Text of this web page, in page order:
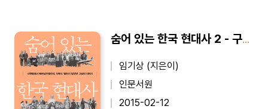
숨어 있는 한국 현대사 2 - 구한말에서 베트남전쟁까지, 아무도 말하지 않았던 그날의 이야기
임기상 (지은이)
인문서원
2015-02-12